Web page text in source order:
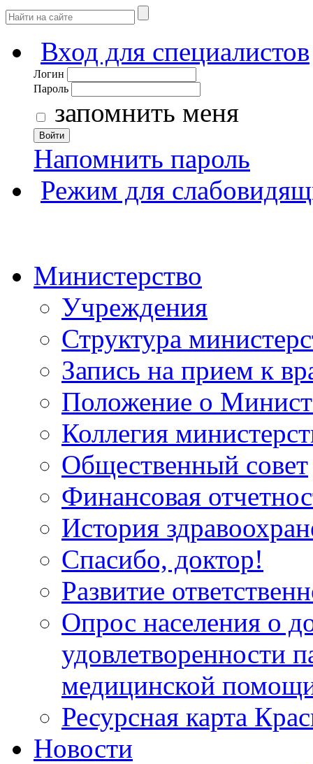
Вход для специалистов
Логин
Пароль
запомнить меня
Войти
Напомнить пароль
Режим для
Министерство
Учреждения
Структура
Запись на прием к
Положение о
Коллегия
Общественный совет
Финансовая
История
Спасибо, доктор!
Развитие
Опрос населения о
удовлетворенности
медицинской
Ресурсная карта
Новости